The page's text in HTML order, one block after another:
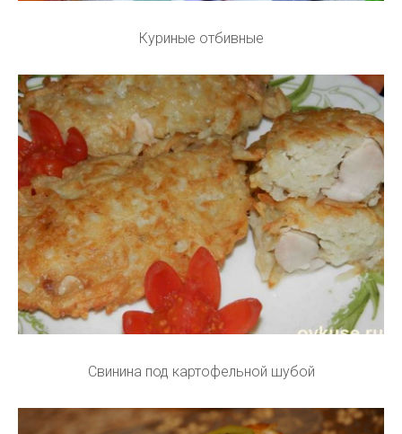
Куриные отбивные
Свинина под картофельной шубой